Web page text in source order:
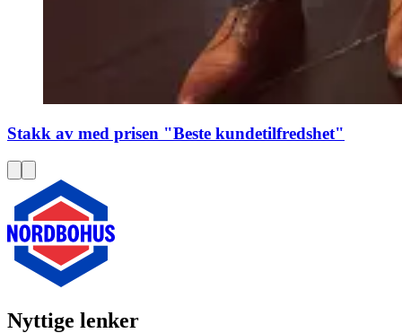
Stakk av med prisen "Beste kundetilfredshet"
Nyttige lenker